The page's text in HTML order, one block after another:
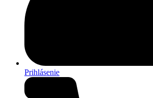
Prihlásenie